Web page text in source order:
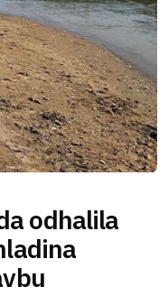
odhalila